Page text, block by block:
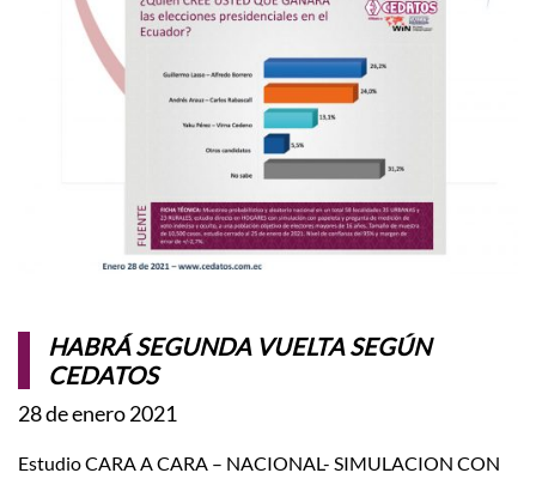
HABRÁ SEGUNDA VUELTA SEGÚN
CEDATOS
28 de enero 2021
Estudio CARA A CARA – NACIONAL- SIMULACION CON